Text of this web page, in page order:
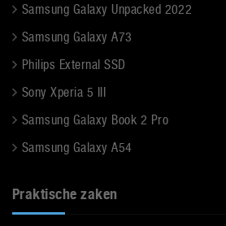
Samsung Galaxy Unpacked 2022
Samsung Galaxy A73
Philips External SSD
Sony Xperia 5 III
Samsung Galaxy Book 2 Pro
Samsung Galaxy A54
Praktische zaken